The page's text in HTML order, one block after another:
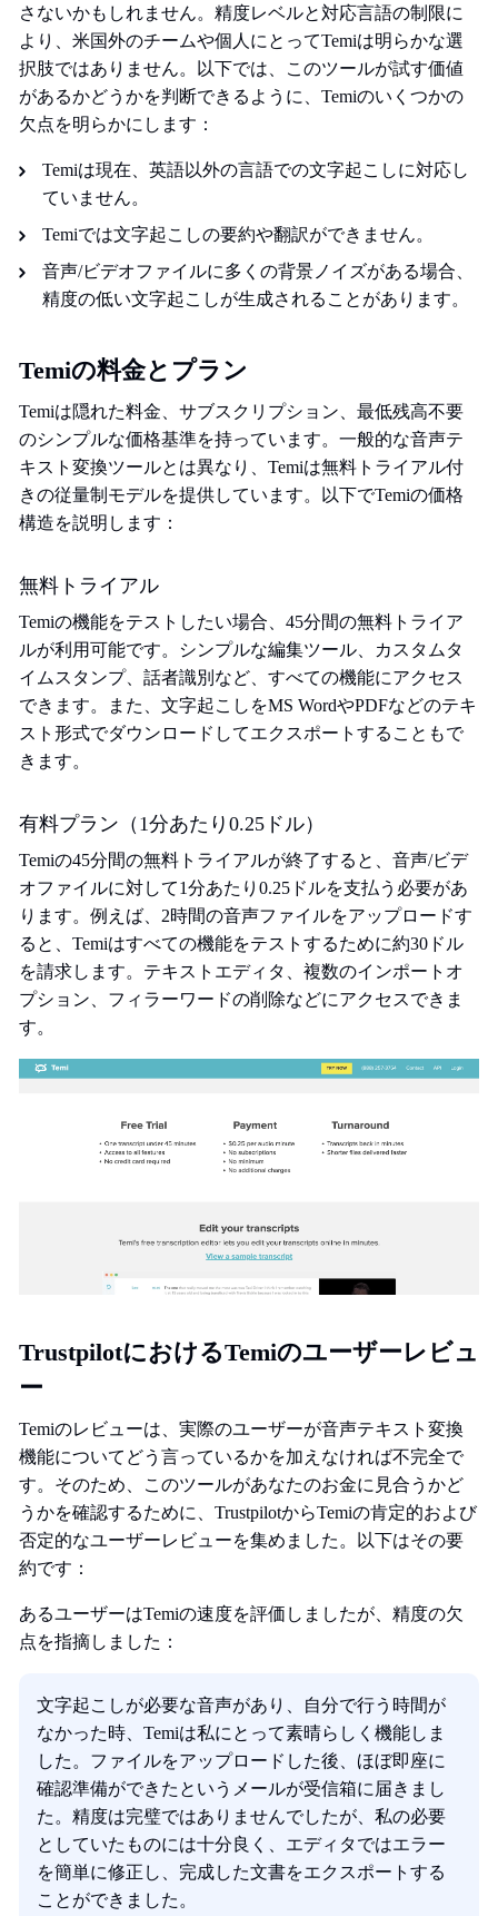
さないかもしれません。精度レベルと対応言語の制限に
より、米国外のチームや個人にとってTemiは明らかな選
択肢ではありません。以下では、このツールが試す価値
があるかどうかを判断できるように、Temiのいくつかの
欠点を明らかにします：
Temiは現在、英語以外の言語での文字起こしに対応し
ていません。
Temiでは文字起こしの要約や翻訳ができません。
音声/ビデオファイルに多くの背景ノイズがある場合、
精度の低い文字起こしが生成されることがあります。
Temiの料金とプラン
Temiは隠れた料金、サブスクリプション、最低残高不要
のシンプルな価格基準を持っています。一般的な音声テ
キスト変換ツールとは異なり、Temiは無料トライアル付
きの従量制モデルを提供しています。以下でTemiの価格
構造を説明します：
無料トライアル
Temiの機能をテストしたい場合、45分間の無料トライア
ルが利用可能です。シンプルな編集ツール、カスタムタ
イムスタンプ、話者識別など、すべての機能にアクセス
できます。また、文字起こしをMS WordやPDFなどのテキ
スト形式でダウンロードしてエクスポートすることもで
きます。
有料プラン（1分あたり0.25ドル）
Temiの45分間の無料トライアルが終了すると、音声/ビデ
オファイルに対して1分あたり0.25ドルを支払う必要があ
ります。例えば、2時間の音声ファイルをアップロードす
ると、Temiはすべての機能をテストするために約30ドル
を請求します。テキストエディタ、複数のインポートオ
プション、フィラーワードの削除などにアクセスできま
す。
TrustpilotにおけるTemiのユーザーレビュ
ー
Temiのレビューは、実際のユーザーが音声テキスト変換
機能についてどう言っているかを加えなければ不完全で
す。そのため、このツールがあなたのお金に見合うかど
うかを確認するために、TrustpilotからTemiの肯定的および
否定的なユーザーレビューを集めました。以下はその要
約です：
あるユーザーはTemiの速度を評価しましたが、精度の欠
点を指摘しました：
文字起こしが必要な音声があり、自分で行う時間が
なかった時、Temiは私にとって素晴らしく機能しま
した。ファイルをアップロードした後、ほぼ即座に
確認準備ができたというメールが受信箱に届きまし
た。精度は完璧ではありませんでしたが、私の必要
としていたものには十分良く、エディタではエラー
を簡単に修正し、完成した文書をエクスポートする
ことができました。